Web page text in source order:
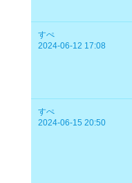
すぺ
2024-06-12 17:08
すぺ
2024-06-15 20:50